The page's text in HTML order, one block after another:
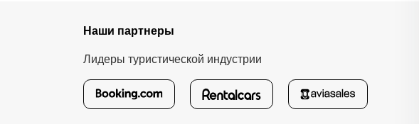
Наши партнеры
Лидеры туристической индустрии